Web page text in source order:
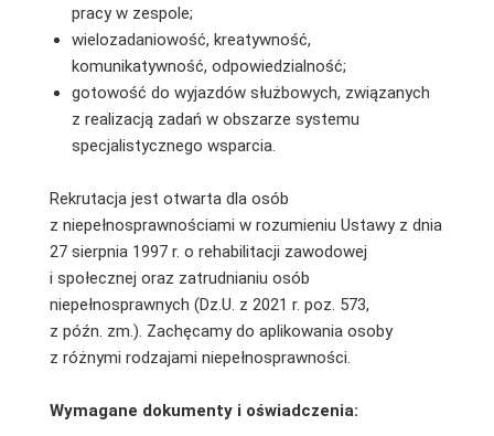
pracy w zespole;
wielozadaniowość, kreatywność,
komunikatywność, odpowiedzialność;
gotowość do wyjazdów służbowych, związanych
z realizacją zadań w obszarze systemu
specjalistycznego wsparcia.
Rekrutacja jest otwarta dla osób
z niepełnosprawnościami w rozumieniu Ustawy z dnia
27 sierpnia 1997 r. o rehabilitacji zawodowej
i społecznej oraz zatrudnianiu osób
niepełnosprawnych (Dz.U. z 2021 r. poz. 573,
z późn. zm.). Zachęcamy do aplikowania osoby
z różnymi rodzajami niepełnosprawności.
Wymagane dokumenty i oświadczenia: